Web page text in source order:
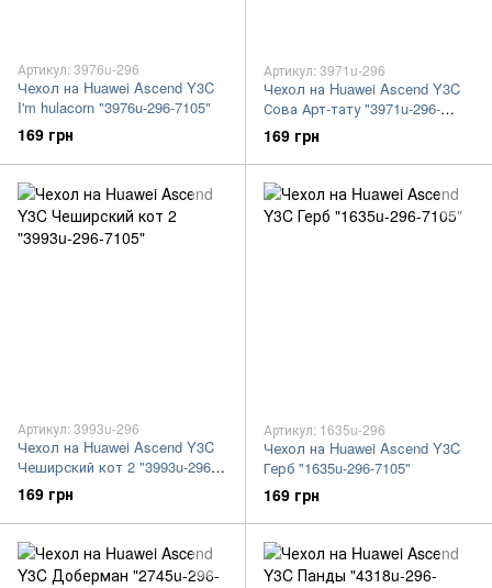
Артикул: 3976u-296
Чехол на Huawei Ascend Y3C
I'm hulacorn "3976u-296-7105"
169 грн
Артикул: 3971u-296
Чехол на Huawei Ascend Y3C
Сова Арт-тату "3971u-296-
7105"
169 грн
Артикул: 3993u-296
Чехол на Huawei Ascend Y3C
Чеширский кот 2 "3993u-296-
7105"
169 грн
Артикул: 1635u-296
Чехол на Huawei Ascend Y3C
Герб "1635u-296-7105"
169 грн